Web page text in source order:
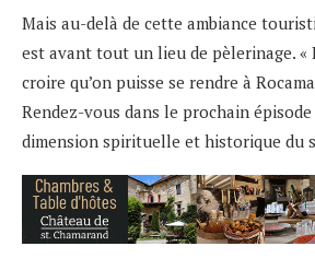
Mais au-delà de cette ambiance
est avant tout un lieu de pèlerinage. «
croire qu’on puisse se rendre à
Rendez-vous dans le prochain
dimension spirituelle et historique du